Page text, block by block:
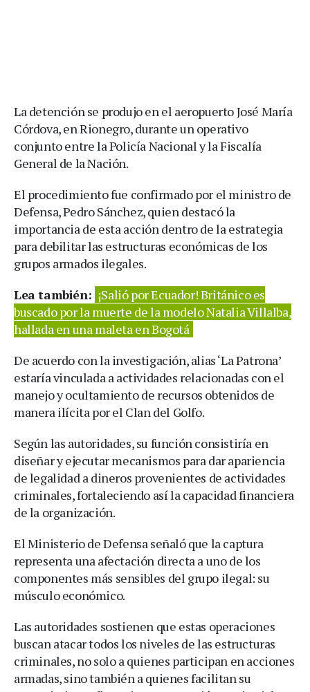
La detención se produjo en el aeropuerto José María
Córdova, en Rionegro, durante un operativo
conjunto entre la Policía Nacional y la Fiscalía
General de la Nación.
El procedimiento fue confirmado por el ministro de
Defensa, Pedro Sánchez, quien destacó la
importancia de esta acción dentro de la estrategia
para debilitar las estructuras económicas de los
grupos armados ilegales.
Lea también: ¡Salió por Ecuador! Británico es
buscado por la muerte de la modelo Natalia Villalba,
hallada en una maleta en Bogotá
De acuerdo con la investigación, alias ‘La Patrona’
estaría vinculada a actividades relacionadas con el
manejo y ocultamiento de recursos obtenidos de
manera ilícita por el Clan del Golfo.
Según las autoridades, su función consistiría en
diseñar y ejecutar mecanismos para dar apariencia
de legalidad a dineros provenientes de actividades
criminales, fortaleciendo así la capacidad financiera
de la organización.
El Ministerio de Defensa señaló que la captura
representa una afectación directa a uno de los
componentes más sensibles del grupo ilegal: su
músculo económico.
Las autoridades sostienen que estas operaciones
buscan atacar todos los niveles de las estructuras
criminales, no solo a quienes participan en acciones
armadas, sino también a quienes facilitan su